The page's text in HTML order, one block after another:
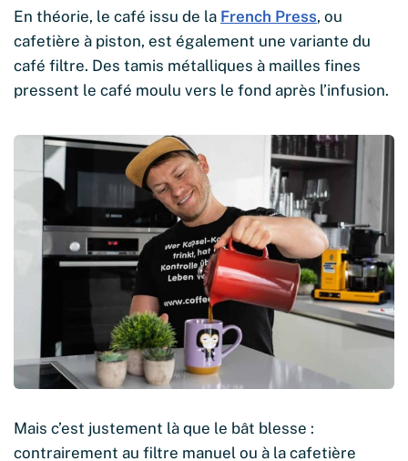
En théorie, le café issu de la French Press, ou
cafetière à piston, est également une variante du
café filtre. Des tamis métalliques à mailles fines
pressent le café moulu vers le fond après l’infusion.
Mais c’est justement là que le bât blesse :
contrairement au filtre manuel ou à la cafetière